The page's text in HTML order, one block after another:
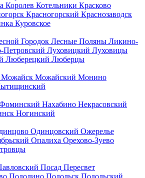
Королев Котельники Красково
Красногорский Краснозаводск
Куровское
Городок Лесные Поляны Ликино-
Петровский Луховицкий Луховицы
Люберецкий Люберцы
Можайск Можайский Монино
Нахабино Некрасовский
Ногинский
Одинцовский Ожерелье
Опалиха Орехово-Зуево
Посад Пересвет
Подолино Подольск Подольский